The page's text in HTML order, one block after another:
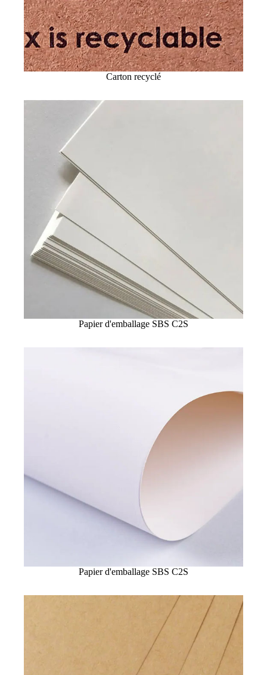
Carton recyclé
Papier d'emballage SBS C2S
Papier d'emballage SBS C2S